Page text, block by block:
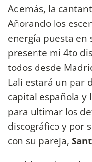
Además, la
Añorando los
energía puesta en
presente mi 4to
todos desde
Lali estará un par
capital española y
para ultimar los
discográfico y por
con su pareja,